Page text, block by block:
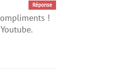
Réponse
!